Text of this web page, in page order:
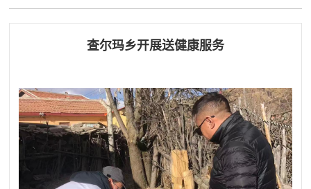
查尔玛乡开展送健康服务